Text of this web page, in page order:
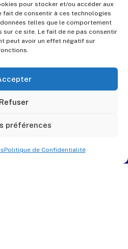
pour stocker et/ou accéder aux
fait de consentir à ces technologies
telles que le comportement
sur ce site. Le fait de ne pas consentir
peut avoir un effet négatif sur
Refuser
préférences
Politique de Confidentialité